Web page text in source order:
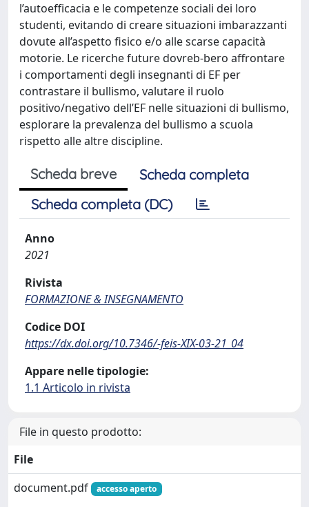
l’autoefficacia e le competenze sociali dei loro
studenti, evitando di creare situazioni imbarazzanti
dovute all’aspetto fisico e/o alle scarse capacità
motorie. Le ricerche future dovreb-bero affrontare
i comportamenti degli insegnanti di EF per
contrastare il bullismo, valutare il ruolo
positivo/negativo dell’EF nelle situazioni di bullismo,
esplorare la prevalenza del bullismo a scuola
rispetto alle altre discipline.
Scheda breve
Scheda completa
Scheda completa (DC)
Anno
2021
Rivista
FORMAZIONE & INSEGNAMENTO
Codice DOI
https://dx.doi.org/10.7346/-feis-XIX-03-21_04
Appare nelle tipologie:
1.1 Articolo in rivista
File in questo prodotto:
File
document.pdf
accesso aperto